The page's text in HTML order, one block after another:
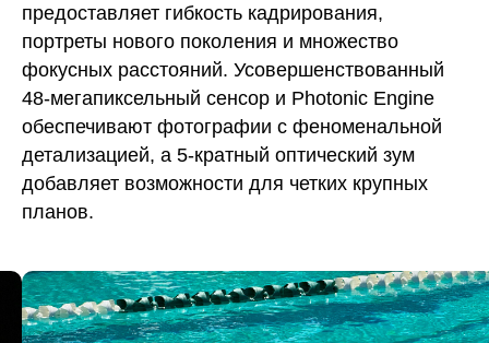
предоставляет гибкость кадрирования,
портреты нового поколения и множество
фокусных расстояний. Усовершенствованный
48-мегапиксельный сенсор и Photonic Engine
обеспечивают фотографии с феноменальной
детализацией, а 5-кратный оптический зум
добавляет возможности для четких крупных
планов.